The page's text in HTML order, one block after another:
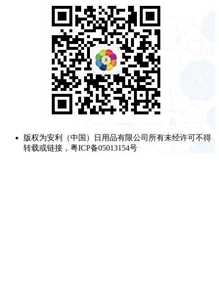
版权为安利（中国）日用品有限公司所有未经许可不得
转载或链接，粤ICP备05013154号